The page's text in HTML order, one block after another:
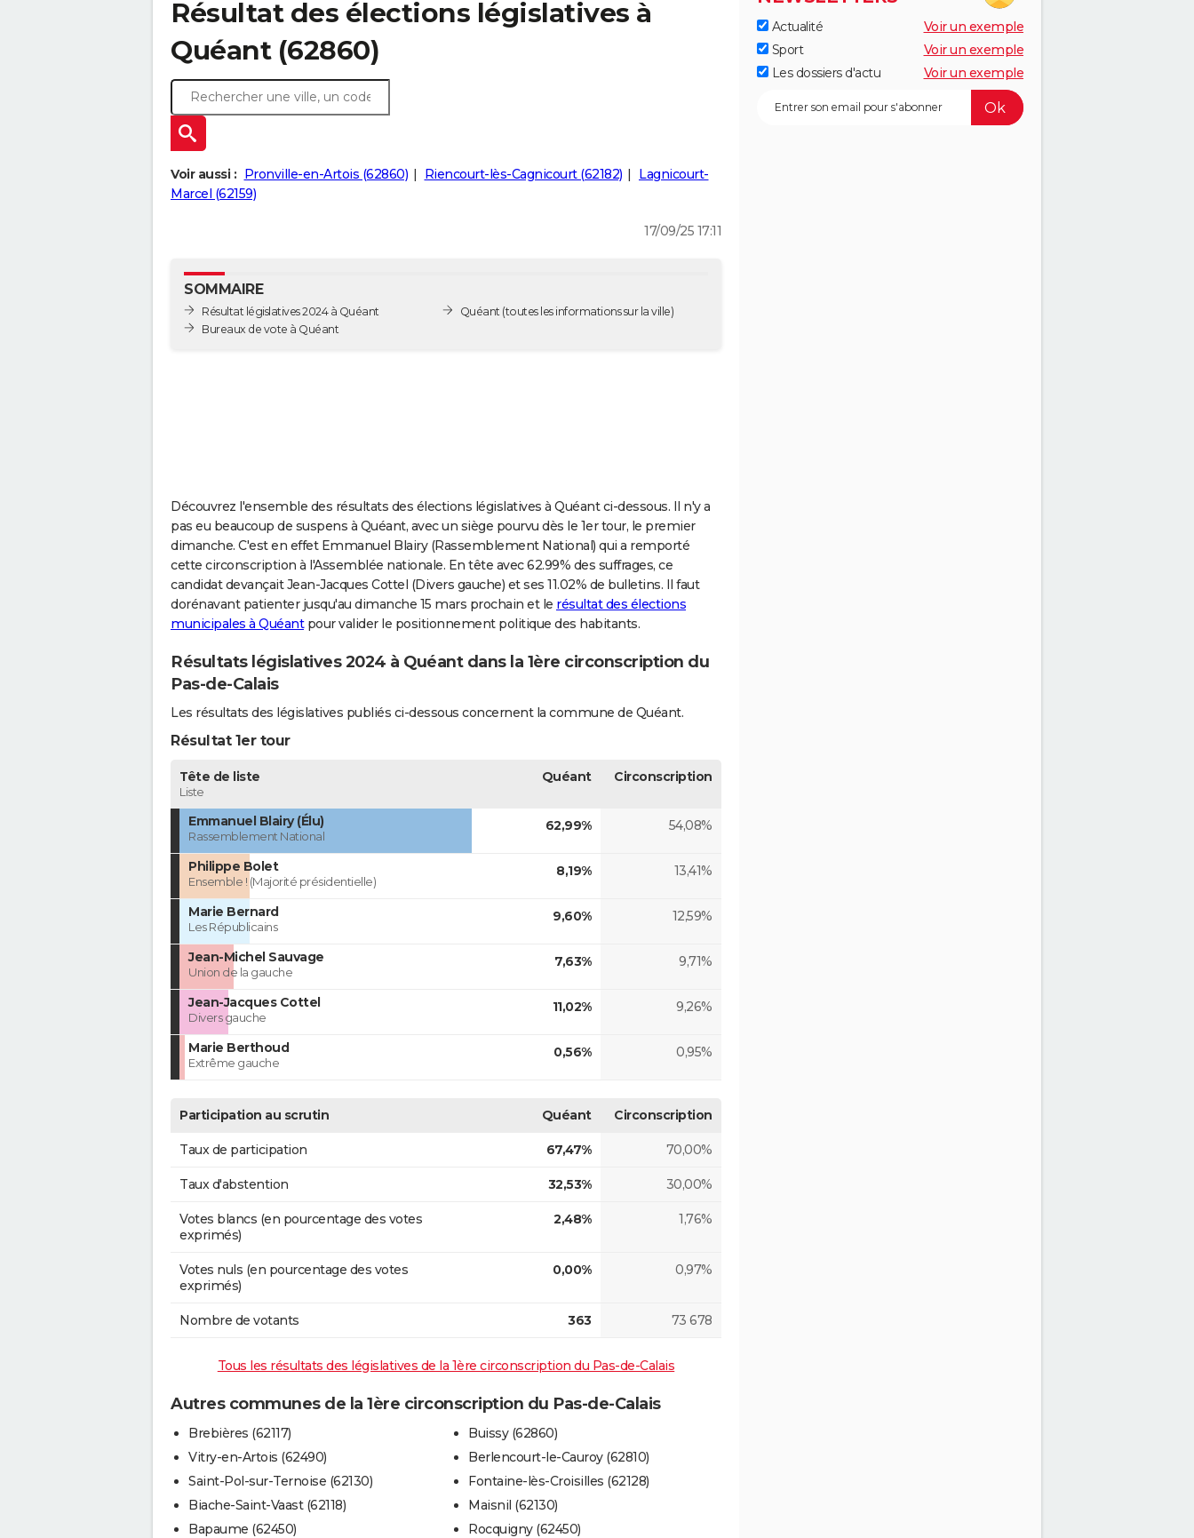
Résultat des élections législatives à
Quéant (62860)
Voir aussi : Pronville-en-Artois (62860) Riencourt-lès-Cagnicourt (62182)
Lagnicourt-
Marcel (62159)
17/09/25 17:11
SOMMAIRE
Résultat législatives 2024 à Quéant
Bureaux de vote à Quéant
Quéant (toutes les informations sur la ville)
Découvrez l'ensemble des résultats des élections législatives à Quéant ci-dessous. Il n'y a
pas eu beaucoup de suspens à Quéant, avec un siège pourvu dès le 1er tour, le premier
dimanche. C'est en effet Emmanuel Blairy (Rassemblement National) qui a remporté
cette circonscription à l'Assemblée nationale. En tête avec 62.99% des suffrages, ce
candidat devançait Jean-Jacques Cottel (Divers gauche) et ses 11.02% de bulletins. Il faut
dorénavant patienter jusqu'au dimanche 15 mars prochain et le résultat des élections
municipales à Quéantpour valider le positionnement politique des habitants.
Résultats législatives 2024 à Quéant dans la 1ère circonscription du
Pas-de-Calais
Les résultats des législatives publiés ci-dessous concernent la commune de Quéant.
Résultat 1er tour
Tête de liste
Liste
Quéant Circonscription
Emmanuel Blairy (Élu)
Rassemblement National
62,99% 54,08%
Philippe Bolet
Ensemble ! (Majorité présidentielle)
8,19% 13,41%
Marie Bernard
Les Républicains
9,60% 12,59%
Jean-Michel Sauvage
Union de la gauche
7,63% 9,71%
Jean-Jacques Cottel
Divers gauche
11,02% 9,26%
Marie Berthoud
Extrême gauche
0,56% 0,95%
Participation au scrutin Quéant Circonscription
Taux de participation 67,47% 70,00%
Taux d'abstention 32,53% 30,00%
Votes blancs (en pourcentage des votes
exprimés)
2,48% 1,76%
Votes nuls (en pourcentage des votes
exprimés)
0,00% 0,97%
Nombre de votants 363 73 678
Tous les résultats des législatives de la 1ère circonscription du Pas-de-Calais
Autres communes de la 1ère circonscription du Pas-de-Calais
Brebières (62117)
Vitry-en-Artois (62490)
Saint-Pol-sur-Ternoise (62130)
Biache-Saint-Vaast (62118)
Bapaume (62450)
Buissy (62860)
Berlencourt-le-Cauroy (62810)
Fontaine-lès-Croisilles (62128)
Maisnil (62130)
Rocquigny (62450)
Actualité
Voir un exemple
Sport
Voir un exemple
Les dossiers d'actu
Voir un exemple